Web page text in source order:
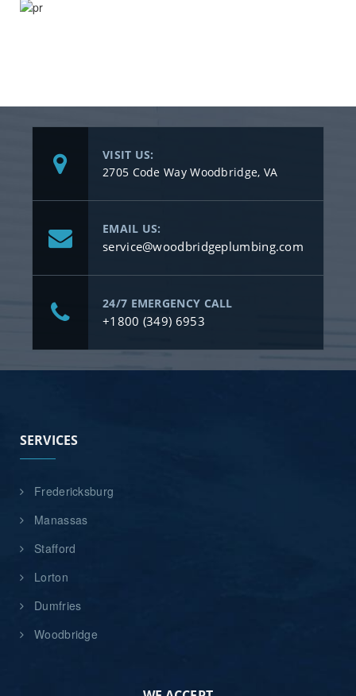
VISIT US:
2705 Code Way Woodbridge, VA
EMAIL US:
service@woodbridgeplumbing.com
24/7 EMERGENCY CALL
+1800 (349) 6953
SERVICES
Fredericksburg
Manassas
Stafford
Lorton
Dumfries
Woodbridge